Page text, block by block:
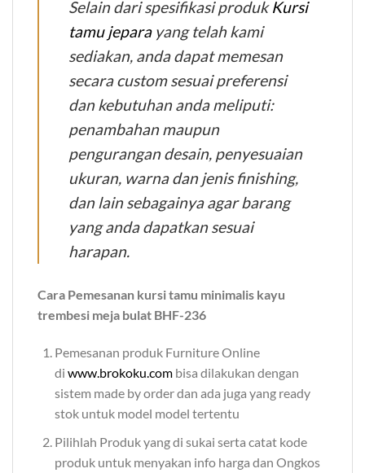
Selain dari spesifikasi produkKursi
tamu jeparayang telah kami
sediakan, anda dapat memesan
secara custom sesuai preferensi
dan kebutuhan anda meliputi:
penambahan maupun
pengurangan desain, penyesuaian
ukuran, warna dan jenis finishing,
dan lain sebagainya agar barang
yang anda dapatkan sesuai
harapan.
Cara Pemesanan kursi tamu minimalis kayu
trembesi meja bulat BHF-236
Pemesanan produk Furniture Online
di www.brokoku.combisa dilakukan dengan
sistem made by order dan ada juga yang ready
stok untuk model model tertentu
Pilihlah Produk yang di sukai serta catat kode
produk untuk menyakan info harga dan Ongkos